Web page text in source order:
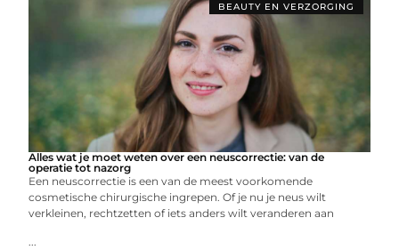
BEAUTY EN VERZORGING
Alles wat je moet weten over een neuscorrectie: van de
operatie tot nazorg
Een neuscorrectie is een van de meest voorkomende
cosmetische chirurgische ingrepen. Of je nu je neus wilt
verkleinen, rechtzetten of iets anders wilt veranderen aan
...